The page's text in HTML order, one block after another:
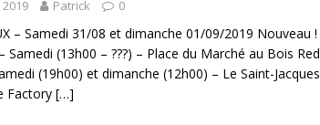
Patrick 0
– Samedi 31/08 et dimanche 01/09/2019 Nouveau !
Samedi (13h00 – ???) – Place du Marché au Bois Red
(19h00) et dimanche (12h00) – Le Saint-Jacques
Factory […]